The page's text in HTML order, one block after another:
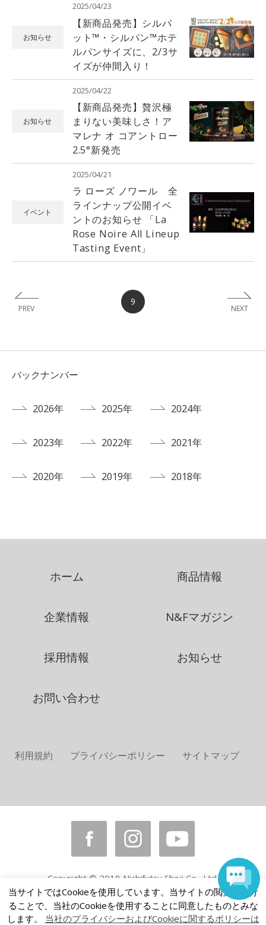
お知らせ
2025/04/23
【新商品発売】シルパ
ット™️・シルパン™️ホテ
ルパンサイズに、2/3サ
イズが仲間入り！
お知らせ
2025/04/22
【新商品発売】贅沢極
まりない美味しさ！ア
マレナ オ コアントロー
2.5°新発売
イベント
2025/04/21
ラ ローズ ノワール 全
ラインナップ公開イベ
ントのお知らせ 「La
Rose Noire All Lineup
Tasting Event」
PREV
9
NEXT
バックナンバー
2026年 2025年 2024年
2023年 2022年 2021年
2020年 2019年 2018年
ホーム 商品情報
企業情報 N&Fマガジン
採用情報 お知らせ
お問い合わせ
利用規約 プライバシーポリシー サイトマップ
Copyright © 2018 Nichifutsu Shoji Co., Ltd.
All rights reserved.
当サイトではCookieを使用しています。当サイトの閲覧を続け
ることで、当社のCookieを使用することに同意したものとみな
します。 当社のプライバシーおよびCookieに関するポリシーは